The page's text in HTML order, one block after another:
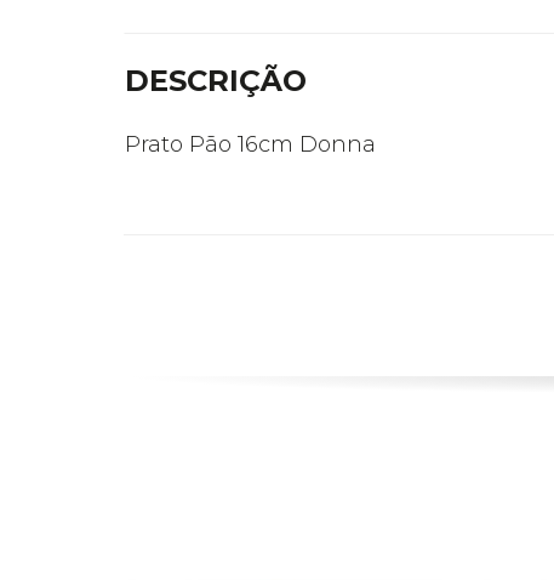
DESCRIÇÃO
Prato Pão 16cm Donna